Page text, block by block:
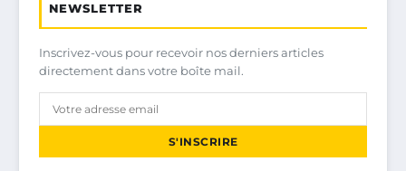
NEWSLETTER
Inscrivez-vous pour recevoir nos derniers articles
directement dans votre boîte mail.
S'INSCRIRE